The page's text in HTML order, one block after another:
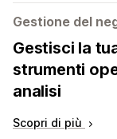
Gestione del
Gestisci la
strumenti
analisi
Scopri di più